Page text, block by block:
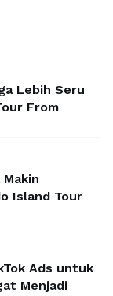
Lebih Seru
From
Island Tour
Ads untuk
Menjadi